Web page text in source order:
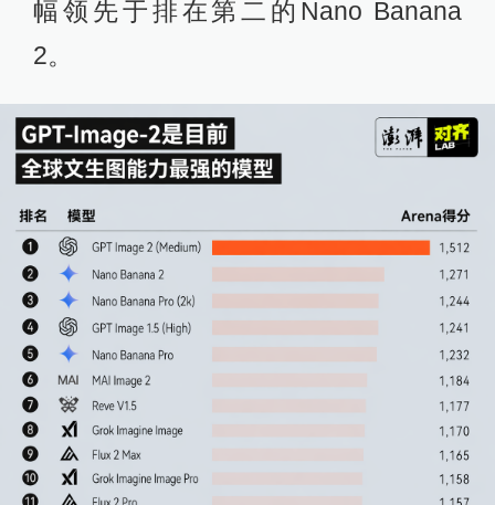
幅领先于排在第二的Nano Banana
2。